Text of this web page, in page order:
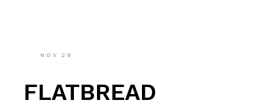
NOV 29
FLATBREAD